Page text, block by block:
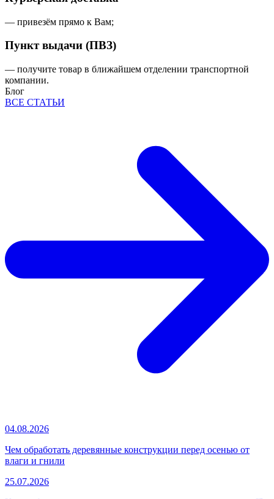
— привезём прямо к Вам;
Пункт выдачи (ПВЗ)
— получите товар в ближайшем отделении транспортной
компании.
Блог
ВСЕ СТАТЬИ
04.08.2026
Чем обработать деревянные конструкции перед осенью от
влаги и гнили
25.07.2026